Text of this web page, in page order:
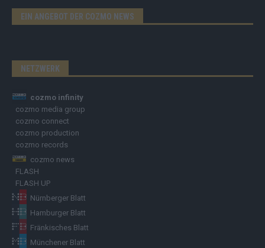
EIN ANGEBOT DER COZMO NEWS
NETZWERK
cozmo infinity
cozmo media group
cozmo connect
cozmo production
cozmo records
cozmo news
FLASH
FLASH UP
Nürnberger Blatt
Hamburger Blatt
Fränkisches Blatt
Münchener Blatt